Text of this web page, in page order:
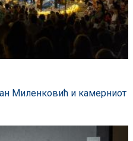
Миленковић и камерниот